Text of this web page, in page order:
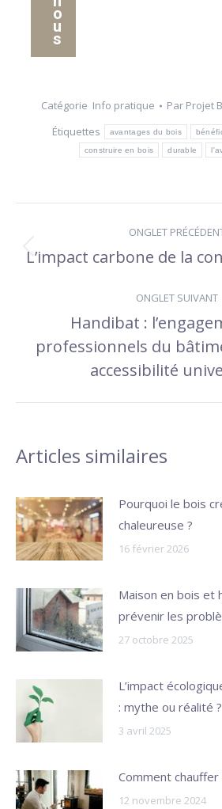
o
u
s
Catégorie Info pratique Par Projet
Étiquettes
avantages du bois
construire en bois durable
Navigation
de
commentaire
ONGLET
Onglet
L’impact carbone de la
ONGLET SUIVANT
Onglet
suivant
Handibat :
professionnels du
accessibilité
Articles similaires
Pourquoi le bois
chaleureuse ?
16 février 2026
Maison en bois et
prévenir les
27 octobre 2025
L’impact
: mythe ou réalité ?
3 avril 2025
Comment chauffer
12 novembre 2024